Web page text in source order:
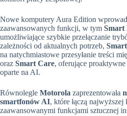
Nowe komputery Aura Edition
zaawansowanych funkcji, w tym Smart
umożliwiające szybkie przełączanie
zależności od aktualnych potrzeb,
na natychmiastowe przesyłanie treści
oraz Smart Care, oferujące
oparte na AI.
Równolegle Motorola zaprezentowała
smartfonów AI, które łączą najwyższej
zaawansowanymi funkcjami sztucznej